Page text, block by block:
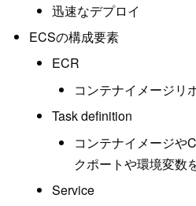
迅速なデプロイ
ECSの構成要素
ECR
コンテナイメージリ
Task definition
コンテナイメージや
クポートや環境変数
Service